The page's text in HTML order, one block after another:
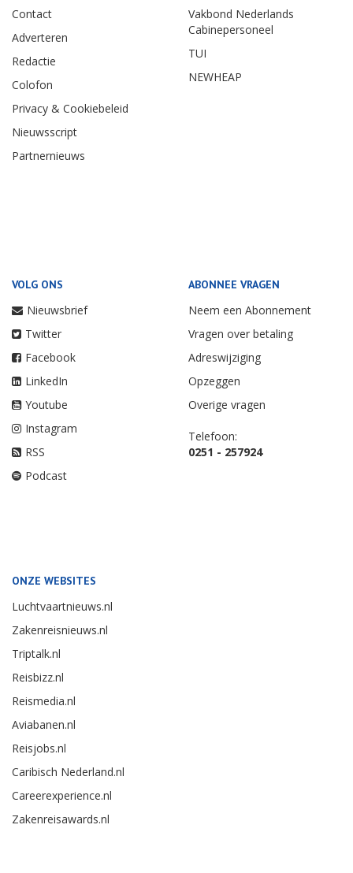
Contact
Adverteren
Redactie
Colofon
Privacy & Cookiebeleid
Nieuwsscript
Partnernieuws
Vakbond Nederlands
Cabinepersoneel
TUI
NEWHEAP
VOLG ONS
Nieuwsbrief
Twitter
Facebook
LinkedIn
Youtube
Instagram
RSS
Podcast
ABONNEE VRAGEN
Neem een Abonnement
Vragen over betaling
Adreswijziging
Opzeggen
Overige vragen
Telefoon:
0251 - 257924
ONZE WEBSITES
Luchtvaartnieuws.nl
Zakenreisnieuws.nl
Triptalk.nl
Reisbizz.nl
Reismedia.nl
Aviabanen.nl
Reisjobs.nl
Caribisch Nederland.nl
Careerexperience.nl
Zakenreisawards.nl